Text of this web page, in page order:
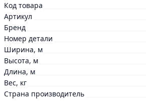
Код товара
Артикул
Бренд
Номер детали
Ширина, м
Высота, м
Длина, м
Вес, кг
Страна производитель